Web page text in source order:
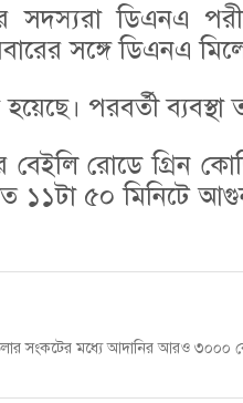
সদস্যরা ডিএনএ
সঙ্গে ডিএনএ
পরবর্তী ব্যবস্থা
বেইলি রোডে গ্রিন
১১টা ৫০ মিনিটে
সংকটের মধ্যে আদানির আরও ৩০০০